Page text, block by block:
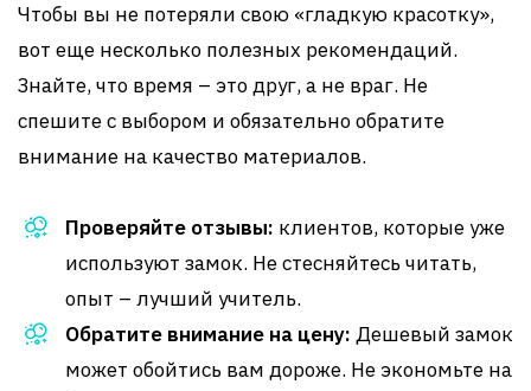
Чтобы вы не потеряли свою «гладкую красотку»,
вот еще несколько полезных рекомендаций.
Знайте, что время – это друг, а не враг. Не
спешите с выбором и обязательно обратите
внимание на качество материалов.
Проверяйте отзывы: клиентов, которые уже
используют замок. Не стесняйтесь читать,
опыт – лучший учитель.
Обратите внимание на цену: Дешевый замок
может обойтись вам дороже. Не экономьте на